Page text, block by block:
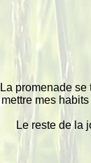
La promenade
mettre mes
Le reste de la